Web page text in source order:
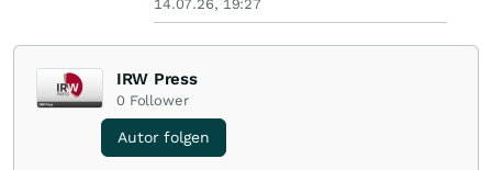
14.07.26, 19:27
IRW Press
0 Follower
Autor folgen